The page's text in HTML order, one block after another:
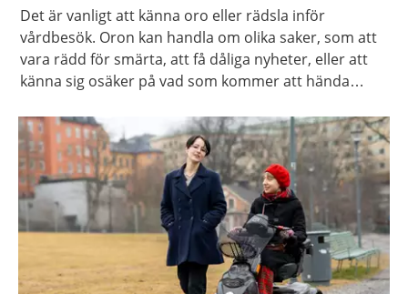
Det är vanligt att känna oro eller rädsla inför
vårdbesök. Oron kan handla om olika saker, som att
vara rädd för smärta, att få dåliga nyheter, eller att
känna sig osäker på vad som kommer att hända
från tidigare vårdbesök som gör dig orolig.